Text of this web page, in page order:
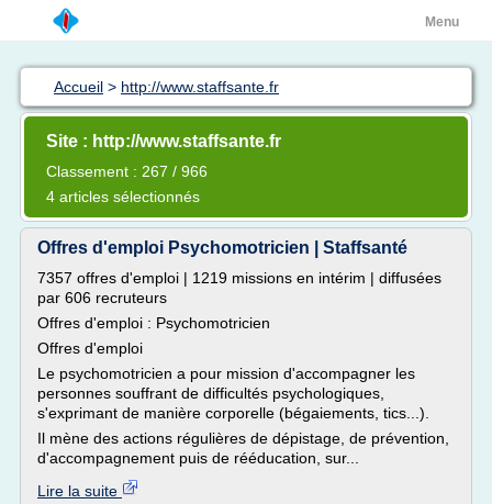
Menu
Accueil > http://www.staffsante.fr
Site : http://www.staffsante.fr
Classement : 267 / 966
4 articles sélectionnés
Offres d'emploi Psychomotricien | Staffsanté
7357 offres d'emploi | 1219 missions en intérim | diffusées
par 606 recruteurs
Offres d'emploi : Psychomotricien
Offres d'emploi
Le psychomotricien a pour mission d'accompagner les
personnes souffrant de difficultés psychologiques,
s'exprimant de manière corporelle (bégaiements, tics...).
Il mène des actions régulières de dépistage, de prévention,
d'accompagnement puis de rééducation, sur...
Lire la suite